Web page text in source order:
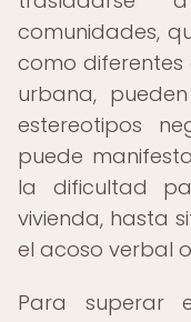
comunidades,
como diferentes
urbana,
estereotipos
puede
la dificultad
vivienda, hasta
el acoso verbal
Para superar